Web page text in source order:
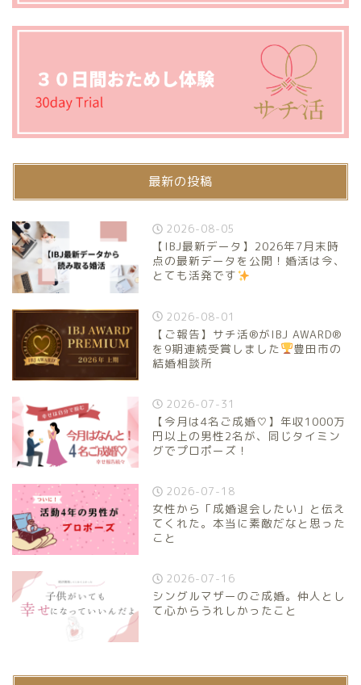
最新の投稿
2026-08-05
【IBJ最新データ】2026年7月末時
点の最新データを公開！婚活は今、
とても活発です
2026-08-01
【ご報告】サチ活®がIBJ AWARD®
を9期連続受賞しました
豊田市の
結婚相談所
2026-07-31
【今月は4名ご成婚♡】年収1000万
円以上の男性2名が、同じタイミン
グでプロポーズ！
2026-07-18
女性から「成婚退会したい」と伝え
てくれた。本当に素敵だなと思った
こと
2026-07-16
シングルマザーのご成婚。仲人とし
て心からうれしかったこと